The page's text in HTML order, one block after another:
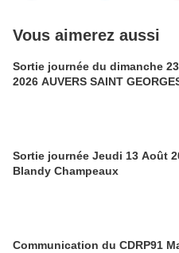
Vous aimerez aussi
Sortie journée du dimanche
2026 AUVERS SAINT
Sortie journée Jeudi 13 Août
Blandy Champeaux
Communication du CDRP91